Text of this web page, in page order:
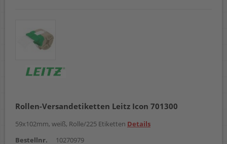
Rollen-Versandetiketten Leitz Icon 701300
59x102mm, weiß, Rolle/225 Etiketten Details
Bestellnr.
10270979